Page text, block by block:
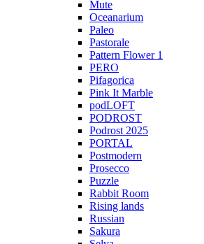
Mute
Oceanarium
Paleo
Pastorale
Pattern Flower 1
PERO
Pifagorica
Pink It Marble
podLOFT
PODROST
Podrost 2025
PORTAL
Postmodern
Prosecco
Puzzle
Rabbit Room
Rising lands
Russian
Sakura